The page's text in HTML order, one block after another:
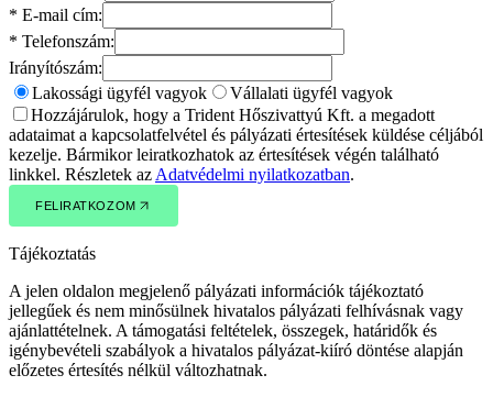
* E-mail cím:
* Telefonszám:
Irányítószám:
Lakossági ügyfél vagyok
Vállalati ügyfél vagyok
Hozzájárulok, hogy a Trident Hőszivattyú Kft. a megadott
adataimat a kapcsolatfelvétel és pályázati értesítések küldése céljából
kezelje. Bármikor leiratkozhatok az értesítések végén található
linkkel. Részletek az Adatvédelmi nyilatkozatban.
FELIRATKOZOM
Tájékoztatás
A jelen oldalon megjelenő pályázati információk tájékoztató
jellegűek és nem minősülnek hivatalos pályázati felhívásnak vagy
ajánlattételnek. A támogatási feltételek, összegek, határidők és
igénybevételi szabályok a hivatalos pályázat-kiíró döntése alapján
előzetes értesítés nélkül változhatnak.